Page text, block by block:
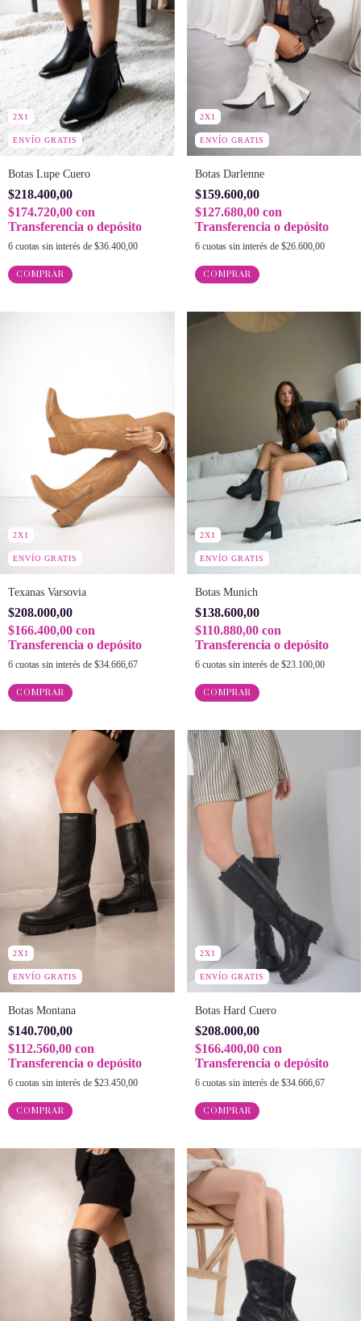
2X1
ENVÍO GRATIS
Botas Lupe Cuero
$218.400,00
$174.720,00 con
Transferencia o depósito
6 cuotas sin interés de $36.400,00
COMPRAR
2X1
ENVÍO GRATIS
Botas Darlenne
$159.600,00
$127.680,00 con
Transferencia o depósito
6 cuotas sin interés de $26.600,00
COMPRAR
2X1
ENVÍO GRATIS
Texanas Varsovia
$208.000,00
$166.400,00 con
Transferencia o depósito
6 cuotas sin interés de $34.666,67
COMPRAR
2X1
ENVÍO GRATIS
Botas Munich
$138.600,00
$110.880,00 con
Transferencia o depósito
6 cuotas sin interés de $23.100,00
COMPRAR
2X1
ENVÍO GRATIS
Botas Montana
$140.700,00
$112.560,00 con
Transferencia o depósito
6 cuotas sin interés de $23.450,00
COMPRAR
2X1
ENVÍO GRATIS
Botas Hard Cuero
$208.000,00
$166.400,00 con
Transferencia o depósito
6 cuotas sin interés de $34.666,67
COMPRAR